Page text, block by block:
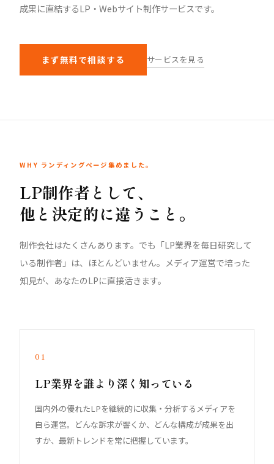
成果に直結するLP・Webサイト制作サービスです。
まず無料で相談する サービスを見る
WHY ランディングページ集めました。
LP制作者として、
他と決定的に違うこと。
制作会社はたくさんあります。でも「LP業界を毎日研究して
いる制作者」は、ほとんどいません。メディア運営で培った
知見が、あなたのLPに直接活きます。
01
LP業界を誰より深く知っている
国内外の優れたLPを継続的に収集・分析するメディアを
自ら運営。どんな訴求が響くか、どんな構成が成果を出
すか、最新トレンドを常に把握しています。